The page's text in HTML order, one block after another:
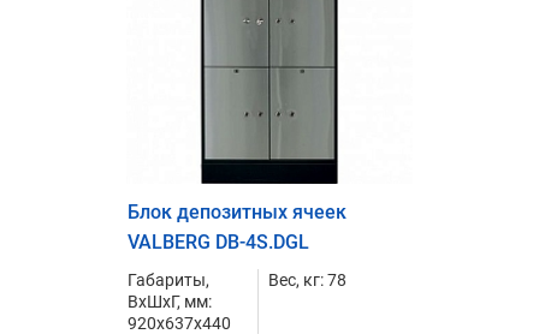
Блок депозитных ячеек
VALBERG DB-4S.DGL
Габариты,
ВxШxГ, мм:
920x637x440
Вес, кг: 78